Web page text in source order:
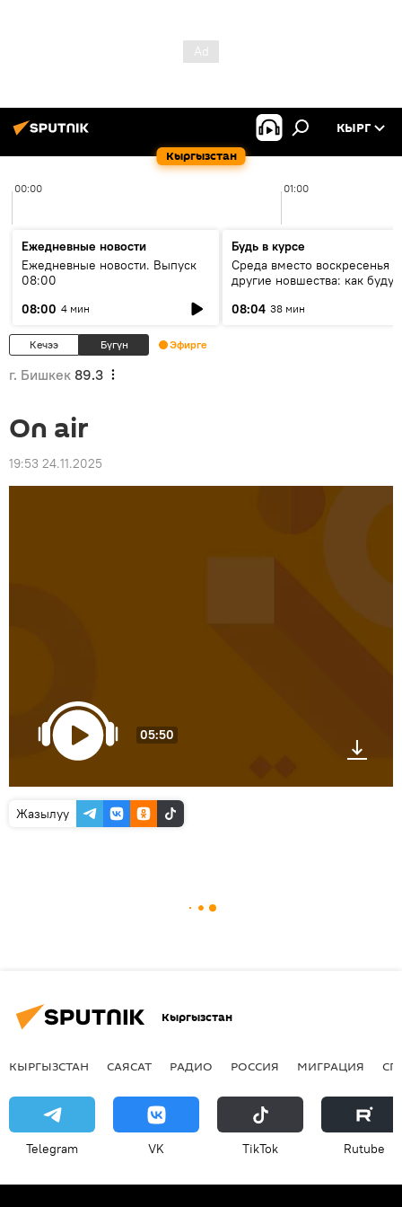
Кыргызстан
КЫРГ
00:00 01:00
Ежедневные новости
Ежедневные новости. Выпуск
08:00
08:00 4 мин
Будь в курсе
Среда вместо воскресенья и
другие новшества: как будут
08:04 38 мин
Кечээ Бүгүн Эфирге
г. Бишкек 89.3
On air
19:53 24.11.2025
05:50
Жазылуу
Кыргызстан
КЫРГЫЗСТАН САЯСАТ РАДИО РОССИЯ МИГРАЦИЯ
Telegram VK ТikТоk Rutube